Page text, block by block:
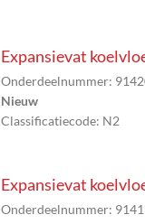
Expansievat
Onderdeelnummer:
Nieuw
Classificatiecode: N2
Expansievat
Onderdeelnummer: